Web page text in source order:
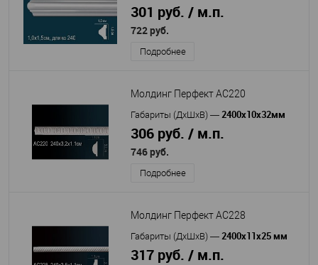
301 руб. / м.п.
722 руб.
Подробнее
Молдинг Перфект AC220
Габариты (ДхШхВ) — 2400х10х32мм
306 руб. / м.п.
746 руб.
Подробнее
Молдинг Перфект AC228
Габариты (ДхШхВ) — 2400х11х25 мм
317 руб. / м.п.